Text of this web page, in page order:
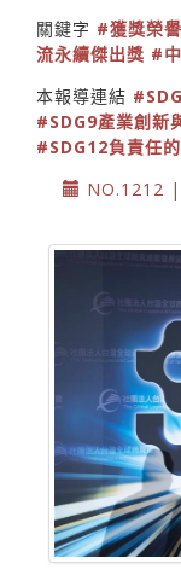
關鍵字 #獲獎榮譽
流永續傑出獎 #
本報導連結
#SDG9產業創新
#SDG12負責任
NO.1212 |